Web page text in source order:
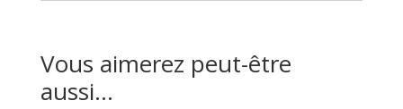
Vous aimerez peut-être
aussi…